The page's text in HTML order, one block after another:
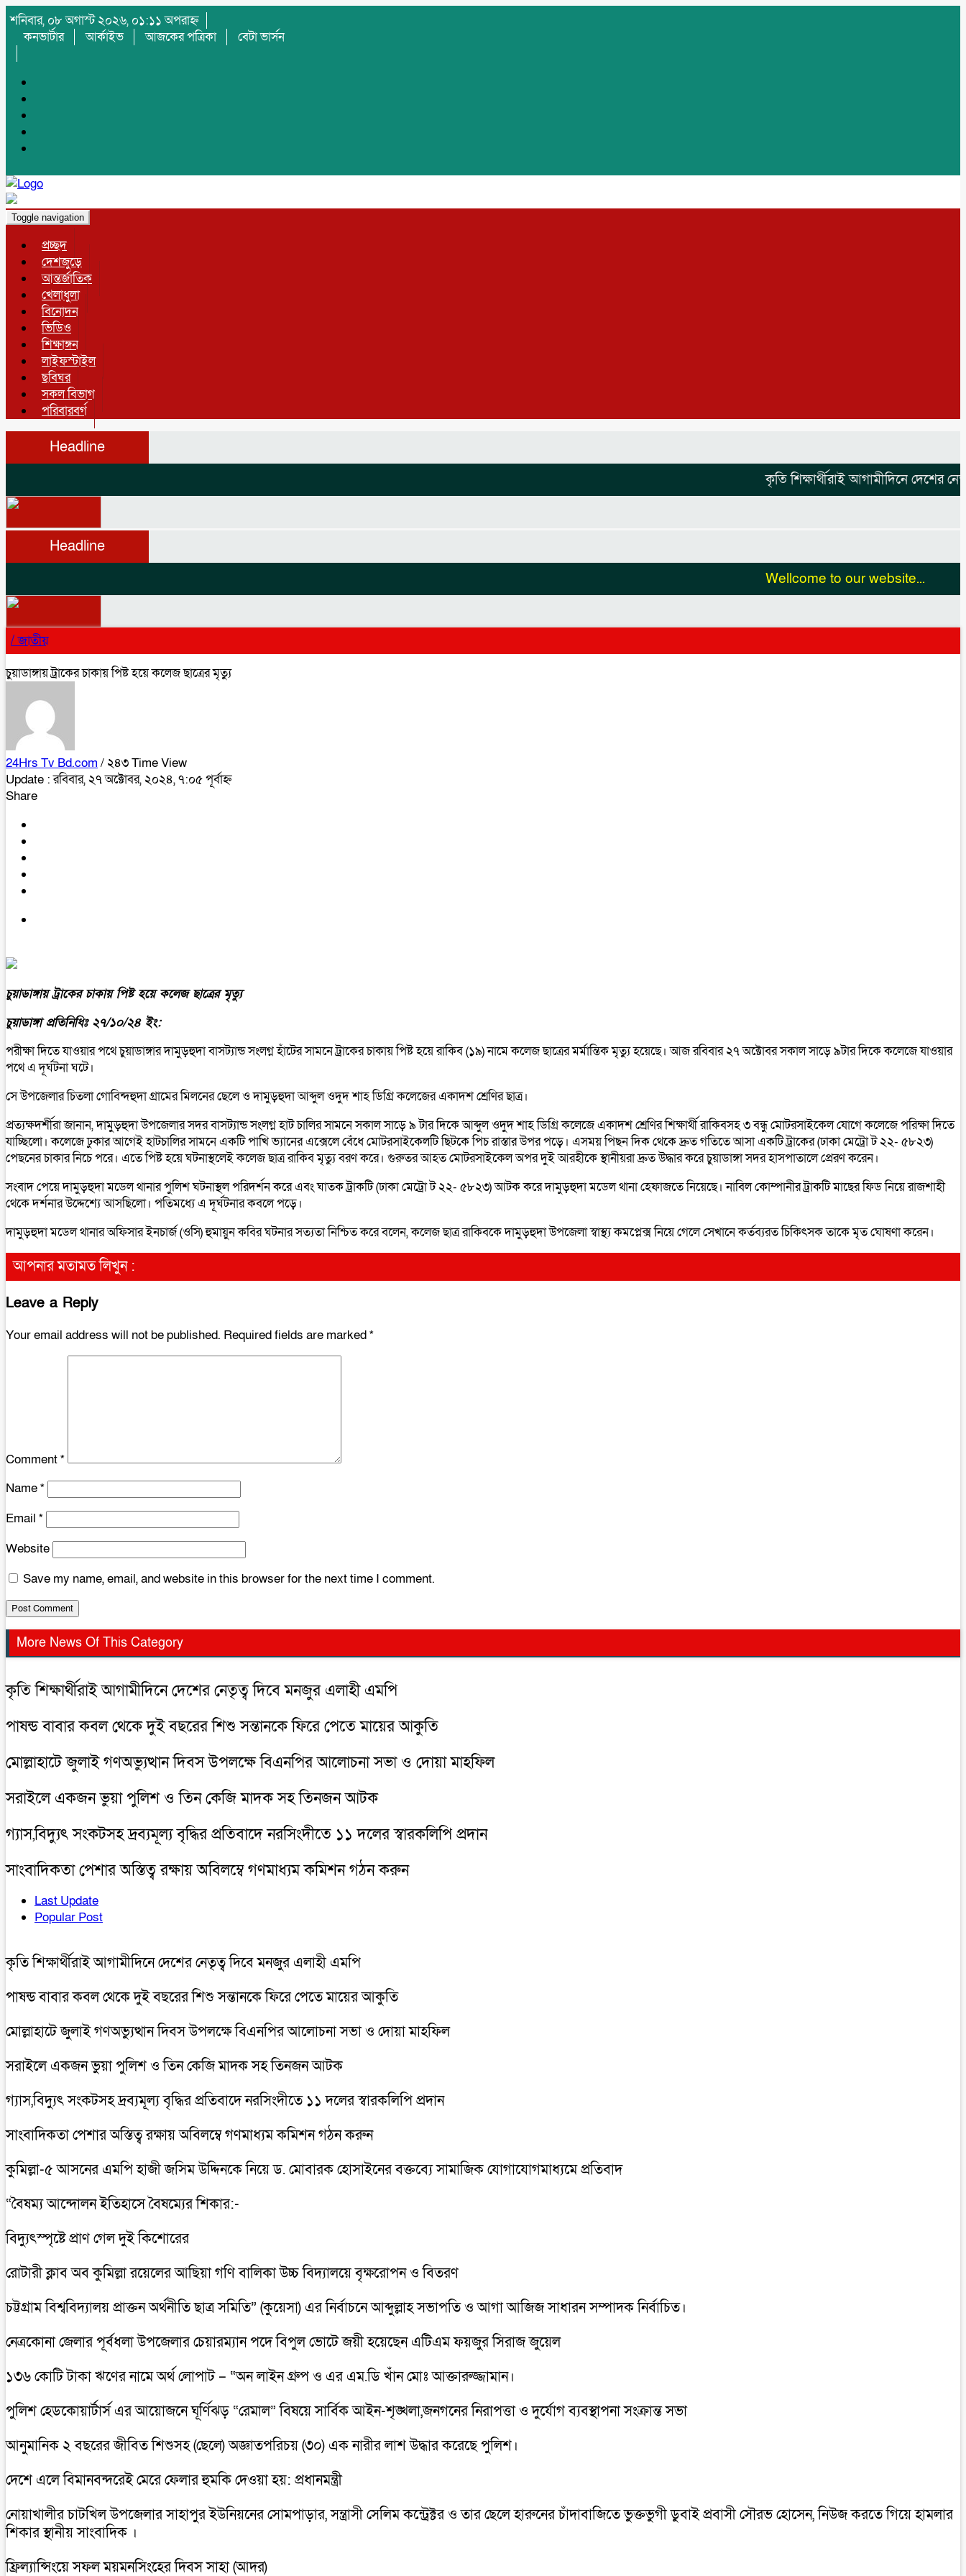
শনিবার, ০৮ অগাস্ট ২০২৬, ০১:১১ অপরাহ্ন
কনভার্টার
আর্কাইভ আজকের পত্রিকা বেটা ভার্সন
Toggle navigation
প্রচ্ছদ
দেশজুড়ে
আন্তর্জাতিক
খেলাধুলা
বিনোদন
ভিডিও
শিক্ষাঙ্গন
লাইফস্টাইল
ছবিঘর
সকল বিভাগ
পরিবারবর্গ
Headline
কৃতি শিক্ষার্থীরাই আগামীদিনে দেশের
Headline
Wellcome to our website...
/জাতীয়
চুয়াডাঙ্গায় ট্রাকের চাকায় পিষ্ট হয়ে কলেজ ছাত্রের মৃত্যু
24Hrs Tv Bd.com / ২৪৩ Time View
Update : রবিবার, ২৭ অক্টোবর, ২০২৪, ৭:০৫ পূর্বাহ্ন
Share
চুয়াডাঙ্গায় ট্রাকের চাকায় পিষ্ট হয়ে কলেজ ছাত্রের মৃত্যু
চুয়াডাঙ্গা প্রতিনিধিঃ ২৭/১০/২৪ ইং:
পরীক্ষা দিতে যাওয়ার পথে চুয়াডাঙ্গার দামুড়হুদা বাসট্যান্ড সংলগ্ন হাঁটের সামনে ট্রাকের চাকায় পিষ্ট হয়ে রাকিব (১৯) নামে কলেজ ছাত্রের মর্মান্তিক মৃত্যু হয়েছে। আজ রবিবার ২৭ অক্টোবর সকাল সাড়ে ৯টার দিকে কলেজে যাওয়ার
পথে এ দূর্ঘটনা ঘটে।
সে উপজেলার চিতলা গোবিন্দহুদা গ্রামের মিলনের ছেলে ও দামুড়হুদা আব্দুল ওদুদ শাহ ডিগ্রি কলেজের একাদশ শ্রেণির ছাত্র।
প্রত্যক্ষদর্শীরা জানান, দামুড়হুদা উপজেলার সদর বাসট্যান্ড সংলগ্ন হাট চালির সামনে সকাল সাড়ে ৯ টার দিকে আব্দুল ওদুদ শাহ ডিগ্রি কলেজে একাদশ শ্রেণির শিক্ষার্থী রাকিবসহ ৩ বন্ধু মোটরসাইকেল যোগে কলেজে পরিক্ষা দিতে
যাচ্ছিলো। কলেজে ঢুকার আগেই হাটচালির সামনে একটি পাখি ভ্যানের এক্সেলে বেঁধে মোটরসাইকেলটি ছিটকে পিচ রাস্তার উপর পড়ে। এসময় পিছন দিক থেকে দ্রুত গতিতে আসা একটি ট্রাকের (ঢাকা মেট্রো ট ২২- ৫৮২৩)
পেছনের চাকার নিচে পরে। এতে পিষ্ট হয়ে ঘটনাস্থলেই কলেজ ছাত্র রাকিব মৃত্যু বরণ করে। গুরুতর আহত মোটরসাইকেল অপর দুই আরহীকে স্থানীয়রা দ্রুত উদ্ধার করে চুয়াডাঙ্গা সদর হাসপাতালে প্রেরণ করেন।
সংবাদ পেয়ে দামুড়হুদা মডেল থানার পুলিশ ঘটনাস্থল পরিদর্শন করে এবং ঘাতক ট্রাকটি (ঢাকা মেট্রো ট ২২- ৫৮২৩) আটক করে দামুড়হুদা মডেল থানা হেফাজতে নিয়েছে। নাবিল কোম্পানীর ট্রাকটি মাছের ফিড নিয়ে রাজশাহী
থেকে দর্শনার উদ্দেশ্যে আসছিলো। পতিমধ্যে এ দূর্ঘটনার কবলে পড়ে।
দামুড়হুদা মডেল থানার অফিসার ইনচার্জ (ওসি) হুমায়ুন কবির ঘটনার সত্যতা নিশ্চিত করে বলেন, কলেজ ছাত্র রাকিবকে দামুড়হুদা উপজেলা স্বাস্থ্য কমপ্লেক্স নিয়ে গেলে সেখানে কর্তব্যরত চিকিৎসক তাকে মৃত ঘোষণা করেন।
আপনার মতামত লিখুন :
Leave a Reply
Your email address will not be published. Required fields are marked*
Comment*
Name*
Email *
Website
Save my name, email, and website in this browser for the next time I comment.
More News Of This Category
কৃতি শিক্ষার্থীরাই আগামীদিনে দেশের নেতৃত্ব দিবে মনজুর এলাহী এমপি
পাষন্ড বাবার কবল থেকে দুই বছরের শিশু সন্তানকে ফিরে পেতে মায়ের আকুতি
মোল্লাহাটে জুলাই গণঅভ্যুত্থান দিবস উপলক্ষে বিএনপির আলোচনা সভা ও দোয়া মাহফিল
সরাইলে একজন ভুয়া পুলিশ ও তিন কেজি মাদক সহ তিনজন আটক
গ্যাস,বিদ্যুৎ সংকটসহ দ্রব্যমূল্য বৃদ্ধির প্রতিবাদে নরসিংদীতে ১১ দলের স্বারকলিপি প্রদান
সাংবাদিকতা পেশার অস্তিত্ব রক্ষায় অবিলম্বে গণমাধ্যম কমিশন গঠন করুন
Last Update
Popular Post
কৃতি শিক্ষার্থীরাই আগামীদিনে দেশের নেতৃত্ব দিবে মনজুর এলাহী এমপি
পাষন্ড বাবার কবল থেকে দুই বছরের শিশু সন্তানকে ফিরে পেতে মায়ের আকুতি
মোল্লাহাটে জুলাই গণঅভ্যুত্থান দিবস উপলক্ষে বিএনপির আলোচনা সভা ও দোয়া মাহফিল
সরাইলে একজন ভুয়া পুলিশ ও তিন কেজি মাদক সহ তিনজন আটক
গ্যাস,বিদ্যুৎ সংকটসহ দ্রব্যমূল্য বৃদ্ধির প্রতিবাদে নরসিংদীতে ১১ দলের স্বারকলিপি প্রদান
সাংবাদিকতা পেশার অস্তিত্ব রক্ষায় অবিলম্বে গণমাধ্যম কমিশন গঠন করুন
কুমিল্লা-৫ আসনের এমপি হাজী জসিম উদ্দিনকে নিয়ে ড. মোবারক হোসাইনের বক্তব্যে সামাজিক যোগাযোগমাধ্যমে প্রতিবাদ
“বৈষম্য আন্দোলন ইতিহাসে বৈষম্যের শিকার:-
বিদ্যুৎস্পৃষ্টে প্রাণ গেল দুই কিশোরের
রোটারী ক্লাব অব কুমিল্লা রয়েলের আছিয়া গণি বালিকা উচ্চ বিদ্যালয়ে বৃক্ষরোপন ও বিতরণ
চট্টগ্রাম বিশ্ববিদ্যালয় প্রাক্তন অর্থনীতি ছাত্র সমিতি” (কুয়েসা) এর নির্বাচনে আব্দুল্লাহ সভাপতি ও আগা আজিজ সাধারন সম্পাদক নির্বাচিত।
নেত্রকোনা জেলার পূর্বধলা উপজেলার চেয়ারম্যান পদে বিপুল ভোটে জয়ী হয়েছেন এটিএম ফয়জুর সিরাজ জুয়েল
১৩৬ কোটি টাকা ঋণের নামে অর্থ লোপাট – “অন লাইন গ্রুপ ও এর এম.ডি খাঁন মোঃ আক্তারুজ্জামান।
পুলিশ হেডকোয়ার্টার্স এর আয়োজনে ঘূর্ণিঝড় “রেমাল” বিষয়ে সার্বিক আইন-শৃঙ্খলা,জনগনের নিরাপত্তা ও দুর্যোগ ব্যবস্থাপনা সংক্রান্ত সভা
আনুমানিক ২ বছরের জীবিত শিশুসহ (ছেলে) অজ্ঞাতপরিচয় (৩০) এক নারীর লাশ উদ্ধার করেছে পুলিশ।
দেশে এলে বিমানবন্দরেই মেরে ফেলার হুমকি দেওয়া হয়: প্রধানমন্ত্রী
নোয়াখালীর চাটখিল উপজেলার সাহাপুর ইউনিয়নের সোমপাড়ার, সন্ত্রাসী সেলিম কন্ট্রেক্টর ও তার ছেলে হারুনের চাঁদাবাজিতে ভুক্তভুগী ডুবাই প্রবাসী সৌরভ হোসেন, নিউজ করতে গিয়ে হামলার
শিকার স্থানীয় সাংবাদিক ।
ফ্রিল্যান্সিংয়ে সফল ময়মনসিংহের দিবস সাহা (আদর)